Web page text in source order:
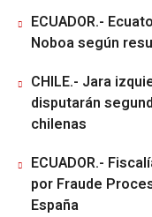
ECUADOR.-
Noboa según
CHILE.- Jara
disputarán
chilenas
ECUADOR.-
por Fraude
España